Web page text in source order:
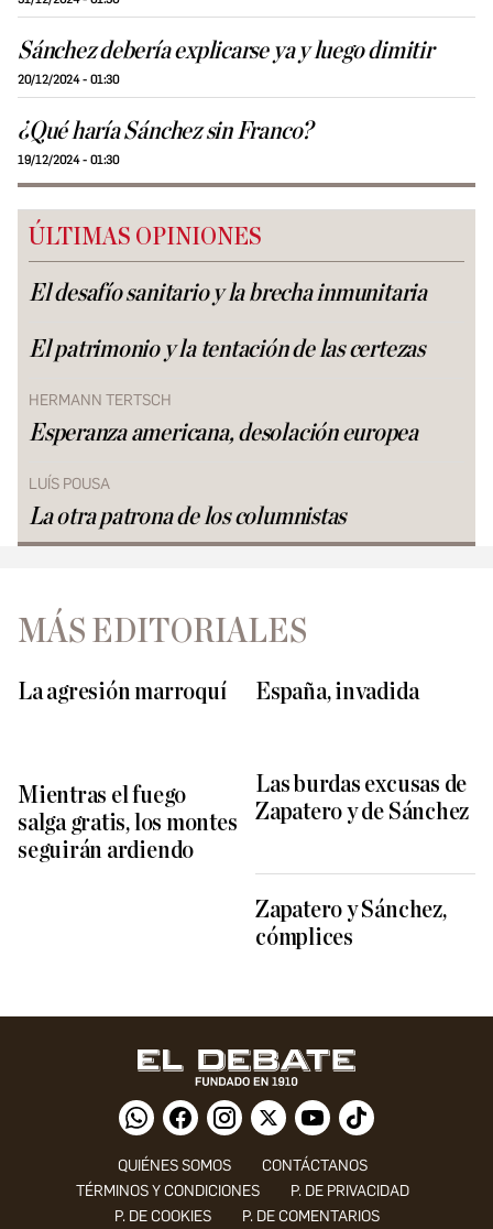
Sánchez debería explicarse ya y luego dimitir
20/12/2024 - 01:30
¿Qué haría Sánchez sin Franco?
19/12/2024 - 01:30
ÚLTIMAS OPINIONES
El desafío sanitario y la brecha inmunitaria
El patrimonio y la tentación de las certezas
HERMANN TERTSCH
Esperanza americana, desolación europea
LUÍS POUSA
La otra patrona de los columnistas
MÁS EDITORIALES
La agresión marroquí España, invadida
Mientras el fuego
salga gratis, los montes
seguirán ardiendo
Las burdas excusas de
Zapatero y de Sánchez
Zapatero y Sánchez,
cómplices
QUIÉNES SOMOS
CONTÁCTANOS
TÉRMINOS Y CONDICIONES
P. DE PRIVACIDAD
P. DE COOKIES
P. DE COMENTARIOS